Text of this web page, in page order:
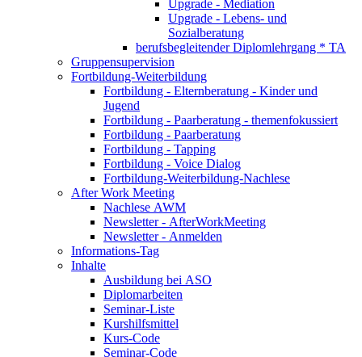
Upgrade - Mediation
Upgrade - Lebens- und
Sozialberatung
berufsbegleitender Diplomlehrgang * TA
Gruppensupervision
Fortbildung-Weiterbildung
Fortbildung - Elternberatung - Kinder und
Jugend
Fortbildung - Paarberatung - themenfokussiert
Fortbildung - Paarberatung
Fortbildung - Tapping
Fortbildung - Voice Dialog
Fortbildung-Weiterbildung-Nachlese
After Work Meeting
Nachlese AWM
Newsletter - AfterWorkMeeting
Newsletter - Anmelden
Informations-Tag
Inhalte
Ausbildung bei ASO
Diplomarbeiten
Seminar-Liste
Kurshilfsmittel
Kurs-Code
Seminar-Code